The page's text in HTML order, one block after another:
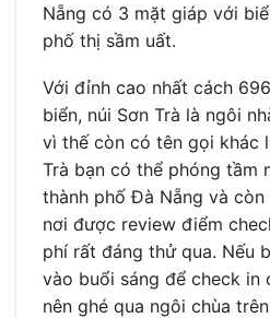
Nẵng có 3 mặt giáp với
phố thị sầm uất.
Với đỉnh cao nhất cách
biển, núi Sơn Trà là ngôi
vì thế còn có tên gọi khác
Trà bạn có thể phóng tầm
thành phố Đà Nẵng và
nơi được review điểm
phí rất đáng thử qua. Nếu
vào buổi sáng để check in
nên ghé qua ngôi chùa